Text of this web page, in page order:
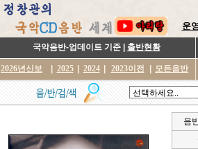
운
국악음반-업데이트 기준 | 출반현황
2026년신보 2025 2024 2023이전 모든음반
음